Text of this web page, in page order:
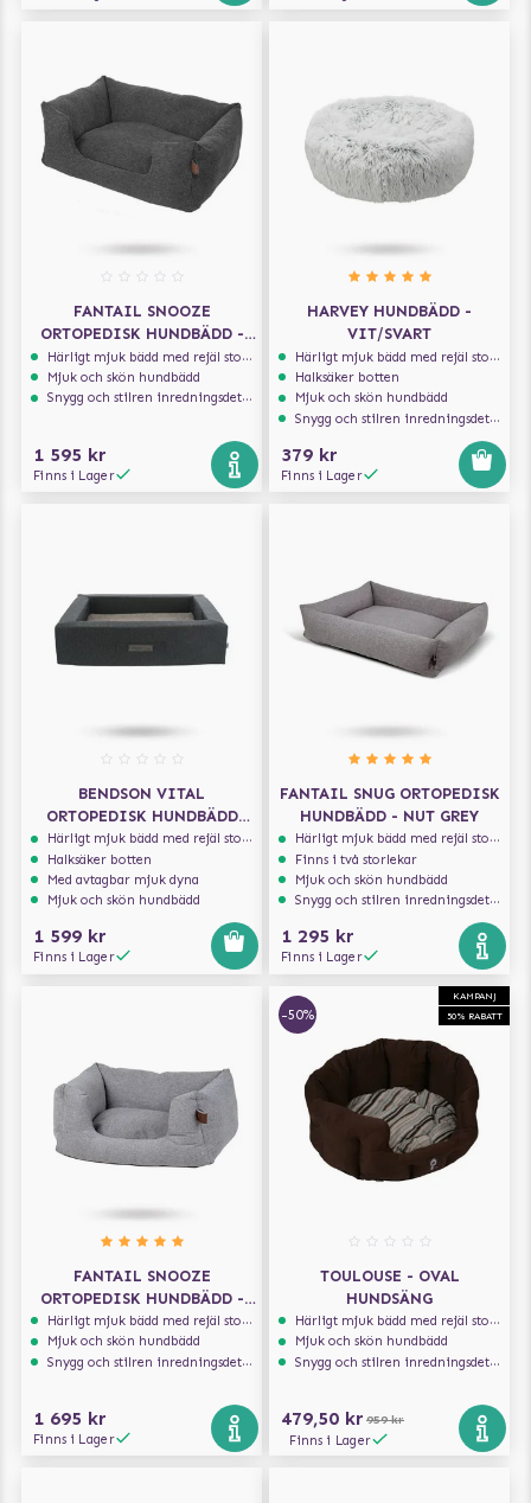
FANTAIL SNOOZE
ORTOPEDISK HUNDBÄDD -
EPIC GREY
Härligt mjuk bädd med rejäl stoppning som håller formen
Mjuk och skön hundbädd
Snygg och stilren inredningsdetalj
1 595 kr
Finns i Lager
HARVEY HUNDBÄDD -
VIT/SVART
Härligt mjuk bädd med rejäl stoppning som håller formen
Halksäker botten
Mjuk och skön hundbädd
Snygg och stilren inredningsdetalj
379 kr
Finns i Lager
BENDSON VITAL
ORTOPEDISK HUNDBÄDD
REKTANGULÄR 100×80 -
MÖRKGRÅ/LJUSGRÅ
Härligt mjuk bädd med rejäl stoppning som håller formen
Halksäker botten
Med avtagbar mjuk dyna
Mjuk och skön hundbädd
1 599 kr
Finns i Lager
FANTAIL SNUG ORTOPEDISK
HUNDBÄDD - NUT GREY
Härligt mjuk bädd med rejäl stoppning som håller formen
Finns i två storlekar
Mjuk och skön hundbädd
Snygg och stilren inredningsdetalj
1 295 kr
Finns i Lager
FANTAIL SNOOZE
ORTOPEDISK HUNDBÄDD -
NUT GREY
Härligt mjuk bädd med rejäl stoppning som håller formen
Mjuk och skön hundbädd
Snygg och stilren inredningsdetalj
1 695 kr
Finns i Lager
KAMPANJ
50% RABATT
-50%
TOULOUSE - OVAL
HUNDSÄNG
Härligt mjuk bädd med rejäl stoppning som håller formen
Mjuk och skön hundbädd
Snygg och stilren inredningsdetalj
479,50 kr 959 kr
Finns i Lager